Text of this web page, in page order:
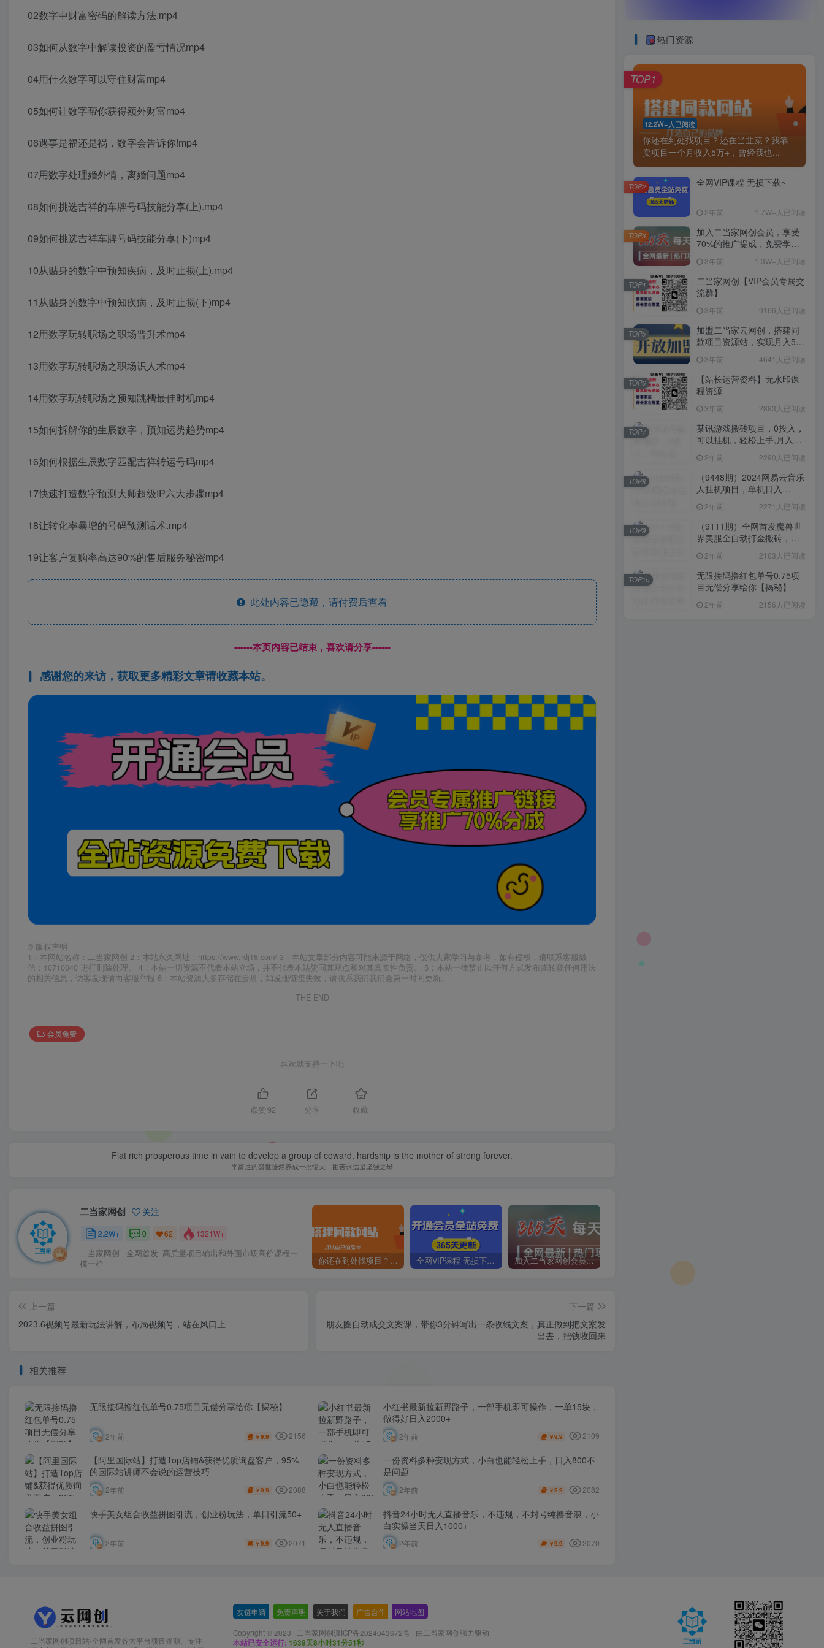
02数字中财富密码的解读方法.mp4
03如何从数字中解读投资的盈亏情况mp4
04用什么数字可以守住财富mp4
05如何让数字帮你获得额外财富mp4
06遇事是福还是祸，数字会告诉你!mp4
07用数字处理婚外情，离婚问题mp4
08如何挑选吉祥的车牌号码技能分享(上).mp4
09如何挑选吉祥车牌号码技能分享(下)mp4
10从贴身的数字中预知疾病，及时止损(上).mp4
11从贴身的数字中预知疾病，及时止损(下)mp4
12用数字玩转职场之职场晋升术mp4
13用数字玩转职场之职场识人术mp4
14用数字玩转职场之预知跳槽最佳时机mp4
15如何拆解你的生辰数字，预知运势趋势mp4
16如何根据生辰数字匹配吉祥转运号码mp4
17快速打造数字预测大师超级IP六大步骤mp4
18让转化率暴增的号码预测话术.mp4
19让客户复购率高达90%的售后服务秘密mp4
此处内容已隐藏，请付费后查看
------本页内容已结束，喜欢请分享------
感谢您的来访，获取更多精彩文章请收藏本站。
© 版权声明
1：本网站名称：二当家网创 2：本站永久网址：https://www.rdj18.com/ 3：本站文章部分内容可能来源于网络，仅供大家学习与参考，如有侵权，请联系客服微
信：10710040 进行删除处理。 4：本站一切资源不代表本站立场，并不代表本站赞同其观点和对其真实性负责。 5：本站一律禁止以任何方式发布或转载任何违法
的相关信息，访客发现请向客服举报 6：本站资源大多存储在云盘，如发现链接失效，请联系我们我们会第一时间更新。
THE END
会员免费
喜欢就支持一下吧
点赞 92 分享 收藏
Flat rich prosperous time in vain to develop a group of coward, hardship is the mother of strong forever.
平富足的盛世徒然养成一批懦夫，困苦永远是坚强之母
二当家网创 关注
2.2W+ 0 62 1321W+
二当家网创-_全网首发_高质量项目输出和外面市场高价课程一
模一样
你还在到处找项目？还在当韭菜？我靠卖项目一个月收入5万+，曾经我也是个失败者。 全网VIP课程 无损下载~ 加入二当家网创会员，享受70%的推广提成，免费学习网上万种创业课程，菜鸟变大神。 二当家网创【VIP会员专属交流群】
上一篇
2023.6视频号最新玩法讲解，布局视频号，站在风口上
下一篇
朋友圈自动成交文案课，带你3分钟写出一条收钱文案，真正做到把文案发
出去，把钱收回来
相关推荐
无限接码撸红包单号0.75项目无偿分享给你【揭秘】
2年前 ￥9.9 2156
小红书最新拉新野路子，一部手机即可操作，一单15块，
做得好日入2000+
2年前 ￥9.9 2109
【阿里国际站】打造Top店铺&获得优质询盘客户，​95%
的国际站讲师不会说的运营技巧
2年前 ￥9.9 2088
一份资料多种变现方式，小白也能轻松上手，日入800不
是问题
2年前 ￥9.9 2082
快手美女组合收益拼图引流，创业粉玩法，单日引流50+
2年前 ￥9.9 2071
抖音24小时无人直播音乐，不违规，不封号纯撸音浪，小
白实操当天日入1000+
2年前 ￥9.9 2070
热门资源
12.2W+人已阅读
你还在到处找项目？还在当韭菜？我靠
卖项目一个月收入5万+，曾经我也...
TOP1
全网VIP课程 无损下载~
2年前 1.7W+人已阅读
TOP2
加入二当家网创会员，享受
70%的推广提成，免费学习
大神。
3年前 1.3W+人已阅读
TOP3
二当家网创【VIP会员专属交
流群】
3年前 9166人已阅读
TOP4
加盟二当家云网创，搭建同
款项目资源站，实现月入5万
3年前 4641人已阅读
TOP5
【站长运营资料】无水印课
程资源
3年前 2893人已阅读
TOP6
某讯游戏搬砖项目，0投入，
可以挂机，轻松上手,月入
2年前 2290人已阅读
TOP7
（9448期）2024网易云音乐
人挂机项目，单机日入
2年前 2271人已阅读
TOP8
（9111期）全网首发魔兽世
界美服全自动打金搬砖，日
姆级教学
2年前 2163人已阅读
TOP9
无限接码撸红包单号0.75项
目无偿分享给你【揭秘】
2年前 2156人已阅读
TOP10
二当家网创项目站-全网首发各大平台项目资源、专注
友链申请 免责声明 关于我们 广告合作 网站地图
Copyright © 2023 · 二当家网创滇ICP备2024043672号 · 由二当家网创强力驱动.
本站已安全运行: 1639天8小时31分52秒